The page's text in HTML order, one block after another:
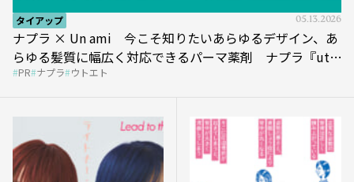
タイアップ 05.13.2026
ナプラ × Un ami 今こそ知りたいあらゆるデザイン、あ
らゆる髪質に幅広く対応できるパーマ薬剤 ナプラ『ut-
et』
PR ナプラ ウトエト